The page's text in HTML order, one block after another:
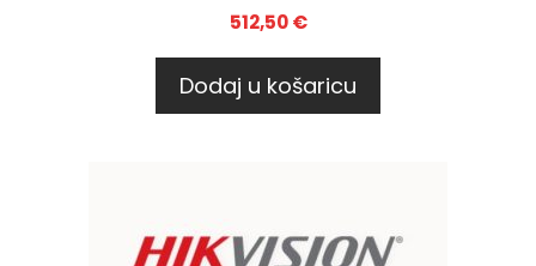
512,50€
Dodaj u košaricu